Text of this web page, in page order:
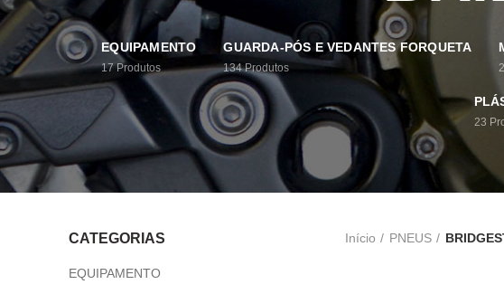
EQUIPAMENTO
17 Produtos
GUARDA-PÓS E VEDANTES FORQUETA
134 Produtos
23
CATEGORIAS
EQUIPAMENTO
Início PNEUS